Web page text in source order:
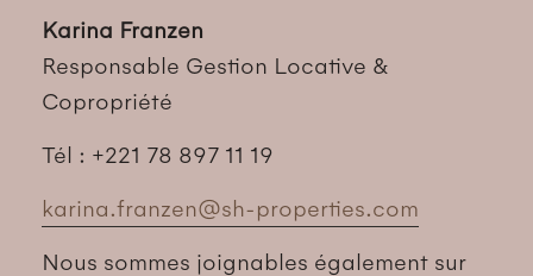
Karina Franzen
Responsable Gestion Locative &
Copropriété
Tél : +221 78 897 11 19
karina.franzen@sh-properties.com
Nous sommes joignables également sur